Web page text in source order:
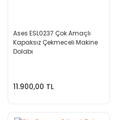
Ases ESL0237 Çok Amaçlı
Kapaksız Çekmeceli Makine
Dolabı
11.900,00 TL